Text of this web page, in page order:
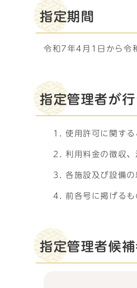
指定期間
令和7年4月1日から令
指定管理者が
使用許可に関する
利用料金の徴収、
各施設及び設備の
前各号に掲げる
指定管理者候